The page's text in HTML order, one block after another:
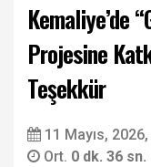
Kemaliye’de
Projesine
Teşekkür
11 Mayıs,
Ort. 0 dk. 36 sn.